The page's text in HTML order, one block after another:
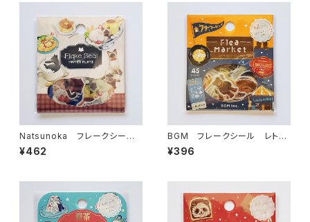
Natsunoka フレークシー
ル 猫喫茶 53-076
¥462
BGM フレークシール レトロ
散策・蚤の市フリーマーケット
¥396